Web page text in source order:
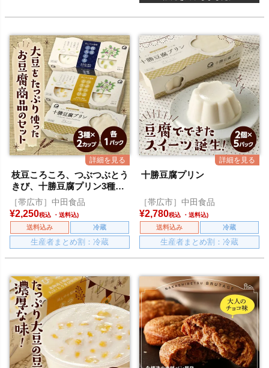
枝豆ころころ、つぶつぶとう
きび、十勝豆腐プリン3種セ
ット
［帯広市］中田食品
¥2,250税込
送料込み 冷蔵
生産者まとめ割：冷蔵
十勝豆腐プリン
［帯広市］中田食品
¥2,780税込
送料込み 冷蔵
生産者まとめ割：冷蔵